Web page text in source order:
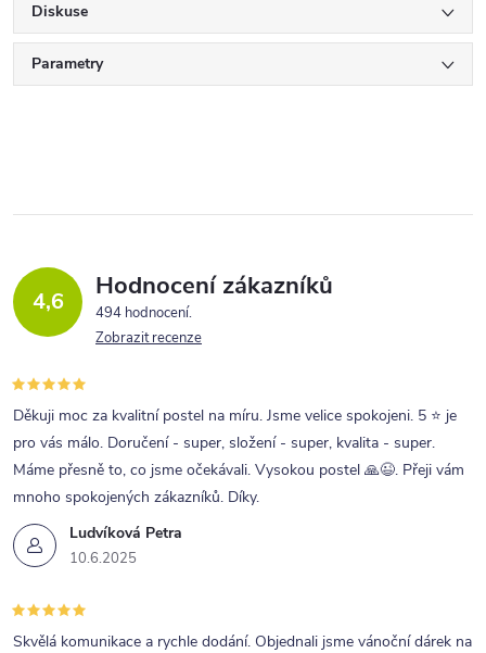
Diskuse
Parametry
4,6 Hodnocení zákazníků
494 hodnocení
Zobrazit recenze
Ludvíková Petra
10.6.2025
Děkuji moc za kvalitní postel na míru. Jsme velice spokojeni. 5 ⭐ je
pro vás málo. Doručení - super, složení - super, kvalita - super.
Máme přesně to, co jsme očekávali. Vysokou postel 🙏😉. Přeji vám
mnoho spokojených zákazníků. Díky.
Skvělá komunikace a rychle dodání. Objednali jsme vánoční dárek na